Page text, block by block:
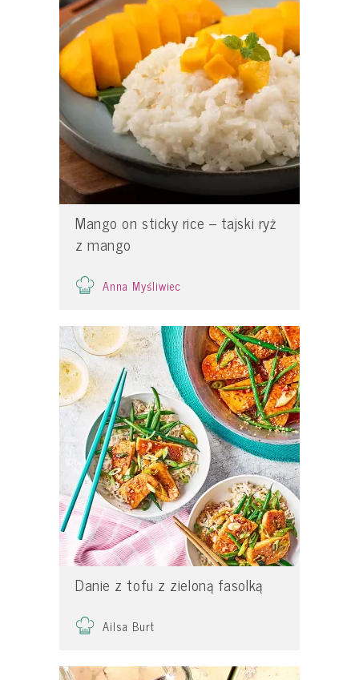
Mango on sticky rice – tajski ryż
z mango
Anna Myśliwiec
Danie z tofu z zieloną fasolką
Ailsa Burt